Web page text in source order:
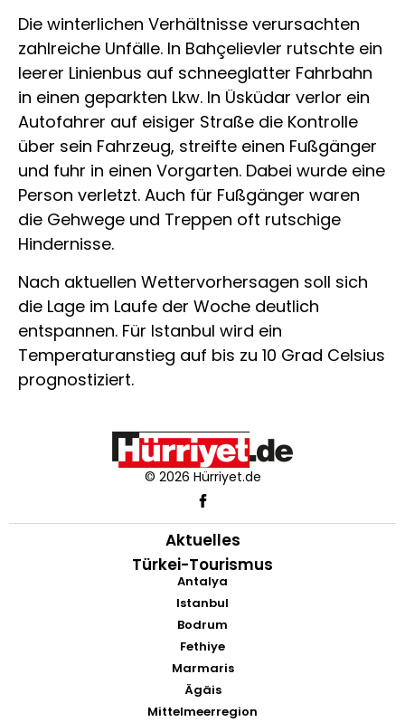
Die winterlichen Verhältnisse verursachten
zahlreiche Unfälle. In Bahçelievler rutschte ein
leerer Linienbus auf schneeglatter Fahrbahn
in einen geparkten Lkw. In Üsküdar verlor ein
Autofahrer auf eisiger Straße die Kontrolle
über sein Fahrzeug, streifte einen Fußgänger
und fuhr in einen Vorgarten. Dabei wurde eine
Person verletzt. Auch für Fußgänger waren
die Gehwege und Treppen oft rutschige
Hindernisse.
Nach aktuellen Wettervorhersagen soll sich
die Lage im Laufe der Woche deutlich
entspannen. Für Istanbul wird ein
Temperaturanstieg auf bis zu 10 Grad Celsius
prognostiziert.
© 2026 Hürriyet.de
Aktuelles
Türkei-Tourismus
Antalya
Istanbul
Bodrum
Fethiye
Marmaris
Ägäis
Mittelmeerregion